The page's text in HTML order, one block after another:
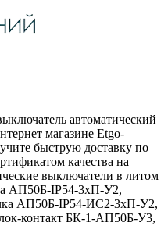
автоматический
магазине Etgo-
быструю доставку по
качества на
выключатели в литом
АП50Б-IP54-3хП-У2,
АП50Б-IP54-ИС2-3хП-У2,
контакт БК-1-АП50Б-У3,